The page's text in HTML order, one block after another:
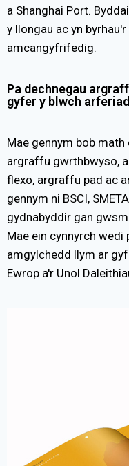
a Shanghai Port.
y llongau ac yn
amcangyfrifedig.
Pa dechnegau
gyfer y blwch
Mae gennym bob
argraffu gwrthbwyso,
flexo, argraffu pad ac
gennym ni BSCI,
gydnabyddir gan
Mae ein cynnyrch
amgylchedd llym ar
Ewrop a'r Unol